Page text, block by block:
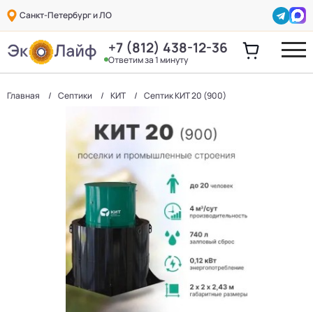
Санкт-Петербург и ЛО
+7 (812) 438-12-36
Ответим за 1 минуту
Главная Септики КИТ Септик КИТ 20 (900)